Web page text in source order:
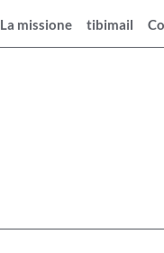
La missione tibimail